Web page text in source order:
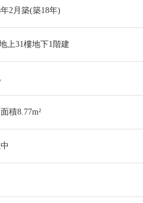
年2月築(築18年)
上31樓地下1階建
積8.77m²